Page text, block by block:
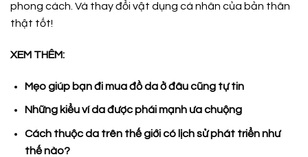
phong cách. Và thay đổi vật dụng cá nhân của bản thân
thật tốt!
XEM THÊM:
Mẹo giúp bạn đi mua đồ da ở đâu cũng tự tin
Những kiểu ví da được phái mạnh ưa chuộng
Cách thuộc da trên thế giới có lịch sử phát triển như
thế nào?